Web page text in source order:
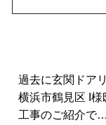
過去に玄関ドア
横浜市鶴見区 I
工事のご紹介で…